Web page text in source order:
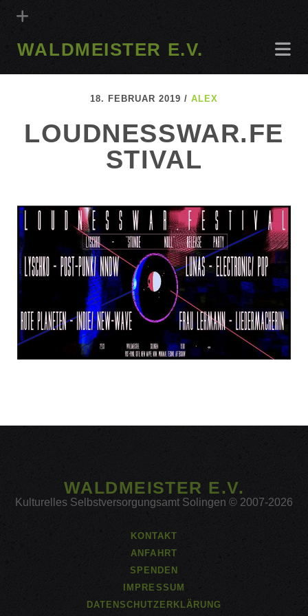
WALDMEISTER E.V.
18. FEBRUAR 2019 /ALEX
LOUDNESSWAR.FE
STIVAL
WALDMEISTER E.V.
Kulturelles Selbstversorgungsamt Solingen © 2007-2026
KONTAKT
ANFAHRT
SPENDEN
IMPRESSUM
DATENSCHUTZERKLÄRUNG